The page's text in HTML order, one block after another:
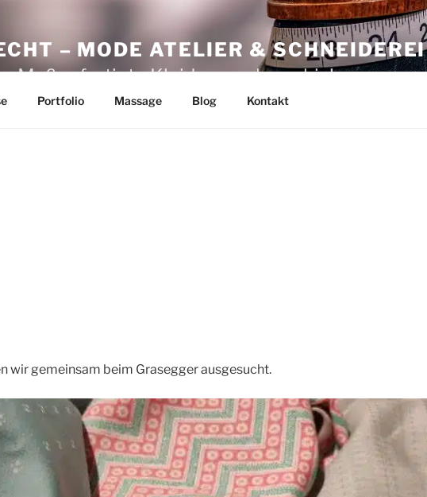
– MODE ATELIER & SCHNEIDEREI
Maßgefertigte Kleider machen chic!
Portfolio Massage Blog Kontakt
wir gemeinsam beim Grasegger ausgesucht.